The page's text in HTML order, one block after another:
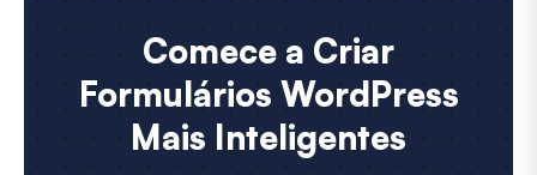
Comece a Criar
Formulários WordPress
Mais Inteligentes